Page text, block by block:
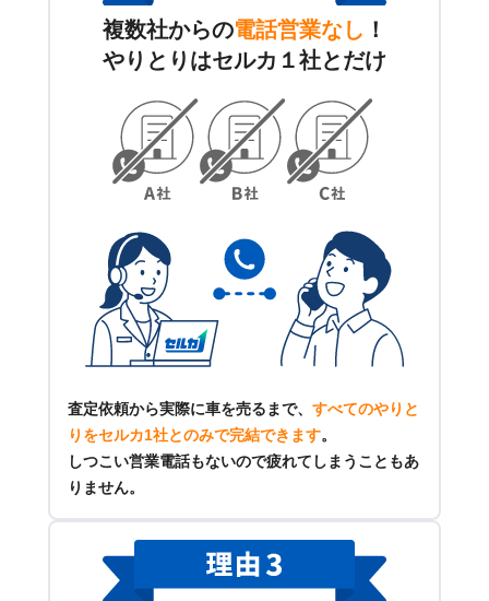
複数社からの電話営業なし ！
やりとりはセルカ１社とだけ
査定依頼から実際に車を売るまで、 すべてのやりと
りをセルカ1社とのみで完結できます。
しつこい営業電話もないので疲れてしまうこともあ
りません。